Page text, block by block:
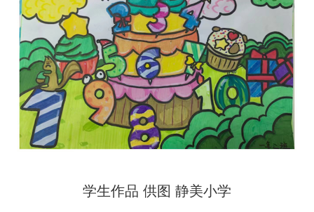
学生作品 供图 静美小学